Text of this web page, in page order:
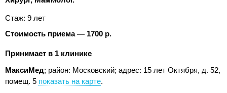
Стаж: 9 лет
Стоимость приема — 1700 р.
Принимает в 1 клинике
МаксиМед; район: Московский; адрес: 15 лет Октября, д. 52,
помещ. 5 показать на карте.